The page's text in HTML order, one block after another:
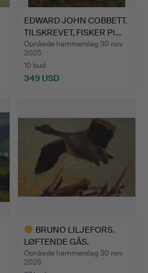
EDWARD JOHN COBBETT.
TILSKREVET, FISKER PI…
Opnåede hammerslag 30 nov
2025
10 bud
349 USD
BRUNO LILJEFORS.
LØFTENDE GÅS.
Opnåede hammerslag 30 nov
2025